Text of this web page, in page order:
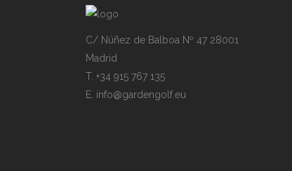
C/ Núñez de Balboa Nº 47 28001
Madrid
T. +34 915 767 135
E. info@gardengolf.eu